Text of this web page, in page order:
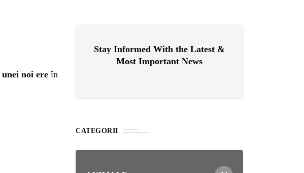
unei noi ere în
Stay Informed With the Latest &
Most Important News
CATEGORII